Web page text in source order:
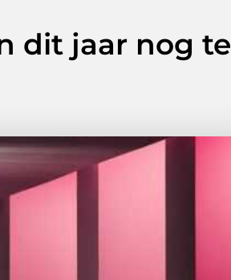
dit jaar nog te